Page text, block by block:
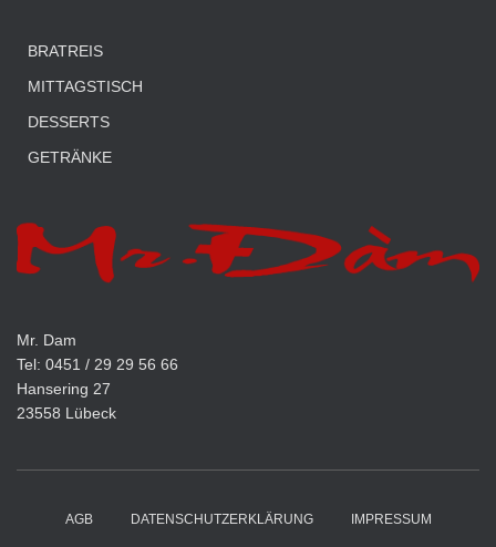
BRATREIS
MITTAGSTISCH
DESSERTS
GETRÄNKE
Mr. Dam
Tel: 0451 / 29 29 56 66
Hansering 27
23558 Lübeck
AGB DATENSCHUTZERKLÄRUNG IMPRESSUM